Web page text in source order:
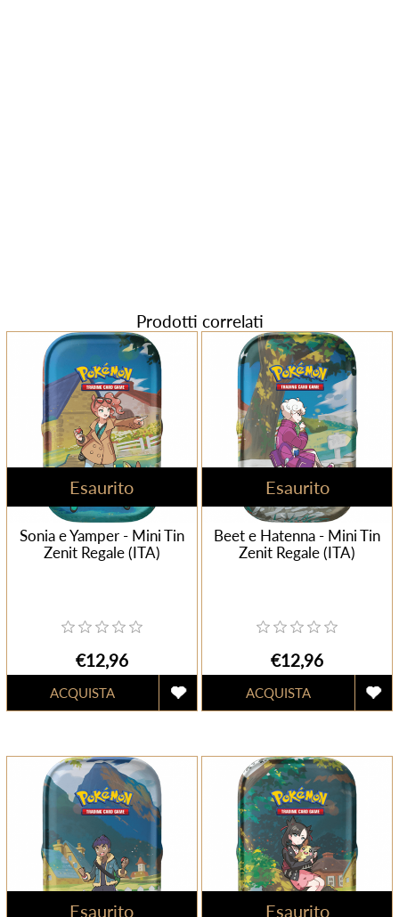
Prodotti correlati
Esaurito
Sonia e Yamper - Mini Tin
Zenit Regale (ITA)
€12,96
Esaurito
Beet e Hatenna - Mini Tin
Zenit Regale (ITA)
€12,96
Esaurito Esaurito